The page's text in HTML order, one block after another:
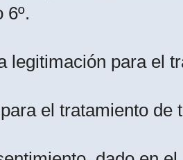
6º.
legitimación para el
el tratamiento